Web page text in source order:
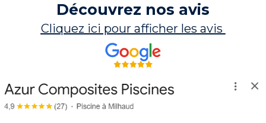
Découvrez nos avis
Cliquez ici pour afficher les avis